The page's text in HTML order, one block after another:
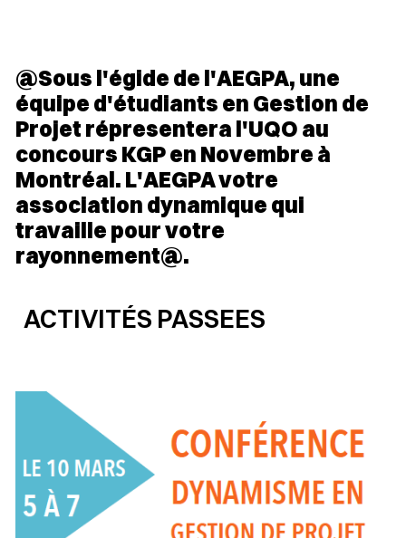
@Sous l'égide de l'AEGPA, une
équipe d'étudiants en Gestion de
Projet répresentera l'UQO au
concours KGP en Novembre à
Montréal. L'AEGPA votre
association dynamique qui
travaille pour votre
rayonnement@.
ACTIVITÉS PASSEES